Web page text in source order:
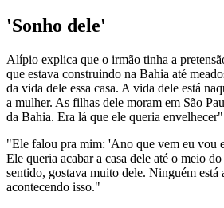
'Sonho dele'
Alípio explica que o irmão tinha a
que estava construindo na Bahia até
da vida dele essa casa. A vida dele está
a mulher. As filhas dele moram em São
da Bahia. Era lá que ele queria
"Ele falou pra mim: 'Ano que vem eu vou
Ele queria acabar a casa dele até o meio
sentido, gostava muito dele. Ninguém está
acontecendo isso."